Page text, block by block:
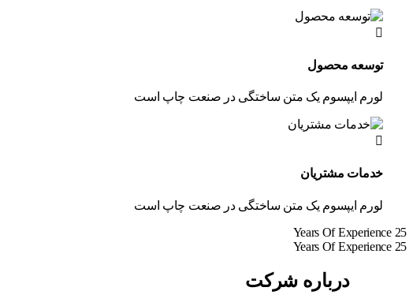
توسعه محصول
لورم ایپسوم یک متن ساختگی در صنعت چاپ است
خدمات مشتریان
لورم ایپسوم یک متن ساختگی در صنعت چاپ است
25
Years OfExperience
25
Years OfExperience
درباره شرکت